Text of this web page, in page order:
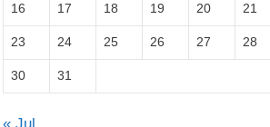
16 17 18 19 20 21
23 24 25 26 27 28
30 31